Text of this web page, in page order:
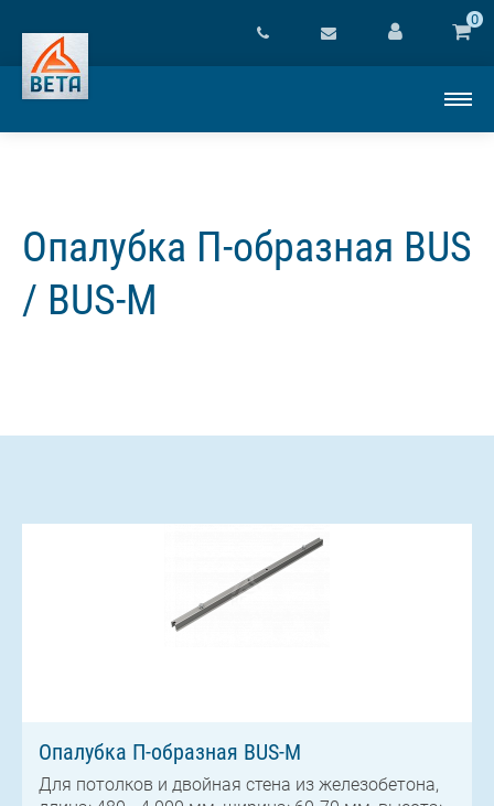
0
Опалубка П-образная BUS
/ BUS-M
Опалубка П-образная BUS-M
Для потолков и двойная стена из железобетона,